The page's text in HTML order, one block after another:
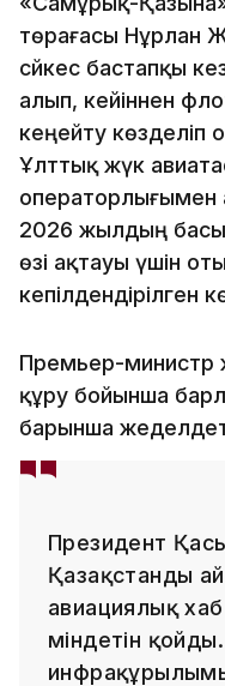
төрағасы Нұрлан
сәйкес бастапқы
алып, кейіннен
кеңейту көзделіп
Ұлттық жүк
операторлығымен
2026 жылдың
өзі ақтауы үшін
кепілдендірілген
Премьер-министр
құру бойынша
барынша
Президент
Қазақстанды
авиациялық
міндетін қойды.